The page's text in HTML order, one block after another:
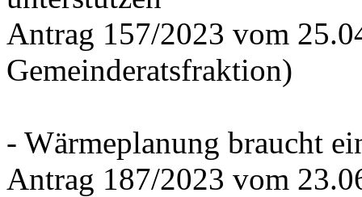
Antrag 157/2023 vom
Gemeinderatsfraktion)
- Wärmeplanung braucht
Antrag 187/2023 vom